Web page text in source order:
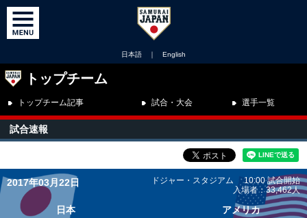
日本語 ｜ English
トップチーム
トップチーム記事 試合・大会 選手一覧
試合速報
2017年03月22日
ドジャー・スタジアム 10:00 試合開始
入場者：33,462人
日本 アメリカ